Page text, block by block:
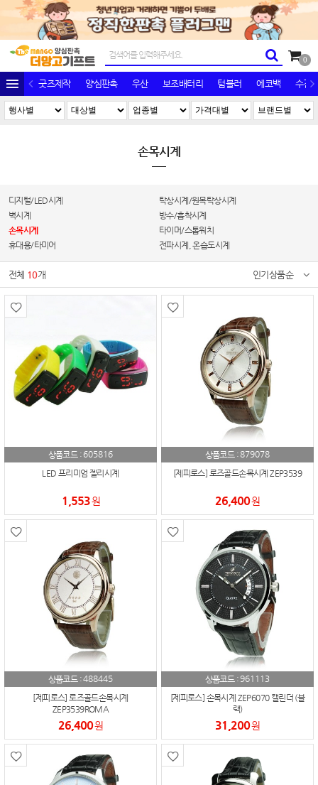
0
굿즈제작 양심판촉 우산 보조배터리 텀블러 에코백 수건/
손목시계
디지털/LED시계
탁상시계/원목탁상시계
벽시계
방수/흡착시계
손목시계
타이머/스톱워치
휴대용/타미어
전파시계, 온습도시계
전체 10개 인기상품순
상품코드 : 605816
LED 프리미엄 젤리시계
1,553원
상품코드 :879078
[제피로스] 로즈골드손목시계 ZEP3539
26,400원
상품코드 :488445
[제피로스] 로즈골드손목시계
ZEP3539ROMA
26,400원
상품코드 :961113
[제피로스] 손목시계 ZEP6070 캘린더 (블
랙)
31,200원